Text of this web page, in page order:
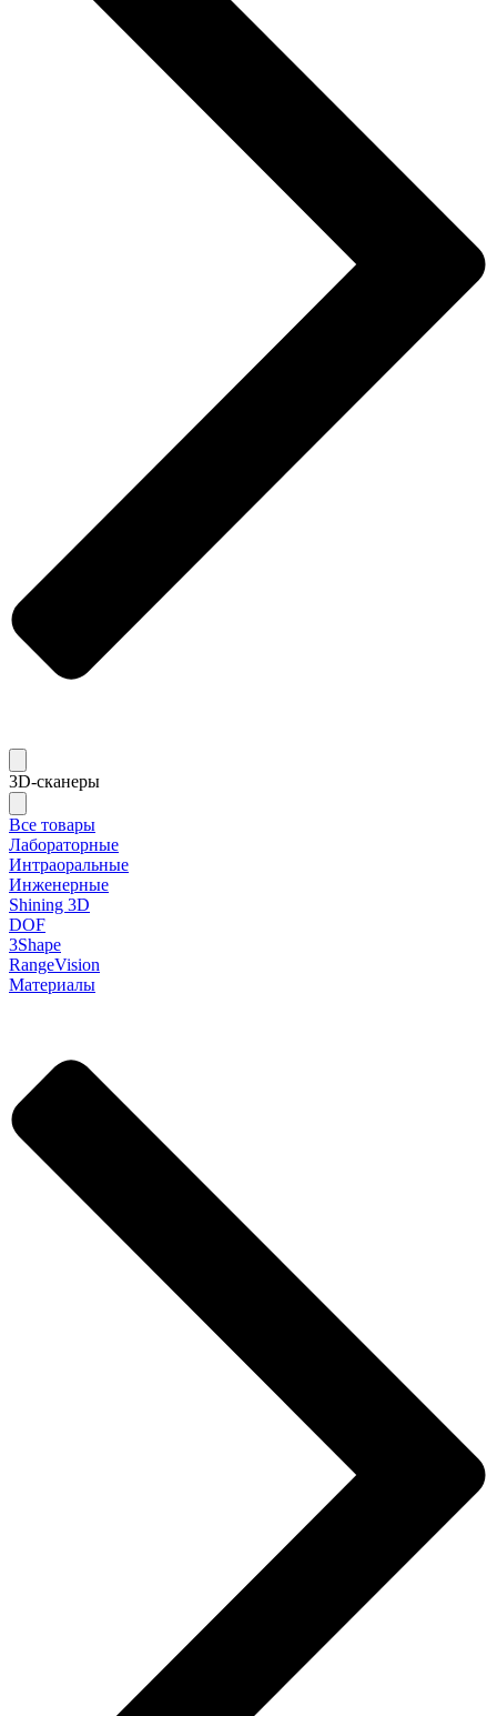
3D-сканеры
Все товары
Лабораторные
Интраоральные
Инженерные
Shining 3D
DOF
3Shape
RangeVision
Материалы